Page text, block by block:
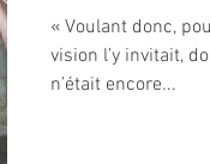
« Voulant donc,
vision l’y invitait,
n’était encore...